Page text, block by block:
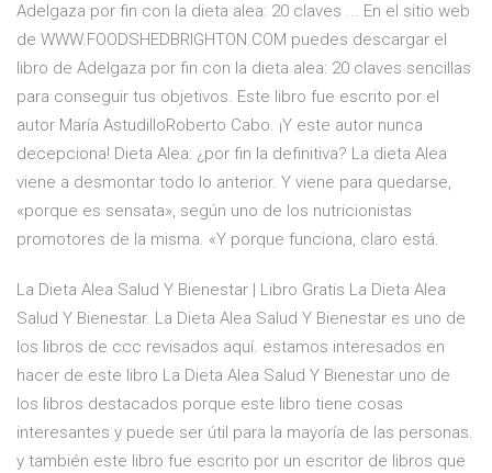
Adelgaza por fin con la dieta alea: 20 claves ... En el sitio web
de WWW.FOODSHEDBRIGHTON.COM puedes descargar el
libro de Adelgaza por fin con la dieta alea: 20 claves sencillas
para conseguir tus objetivos. Este libro fue escrito por el
autor María AstudilloRoberto Cabo. ¡Y este autor nunca
decepciona! Dieta Alea: ¿por fin la definitiva? La dieta Alea
viene a desmontar todo lo anterior. Y viene para quedarse,
«porque es sensata», según uno de los nutricionistas
promotores de la misma. «Y porque funciona, claro está.
La Dieta Alea Salud Y Bienestar | Libro Gratis La Dieta Alea
Salud Y Bienestar. La Dieta Alea Salud Y Bienestar es uno de
los libros de ccc revisados aquí. estamos interesados en
hacer de este libro La Dieta Alea Salud Y Bienestar uno de
los libros destacados porque este libro tiene cosas
interesantes y puede ser útil para la mayoría de las personas.
y también este libro fue escrito por un escritor de libros que